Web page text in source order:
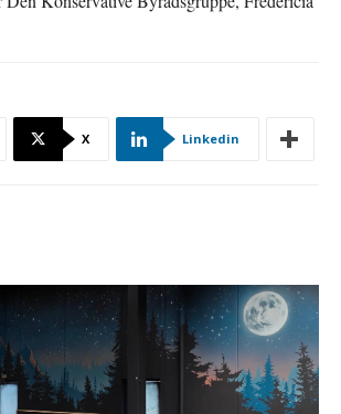
X Linkedin